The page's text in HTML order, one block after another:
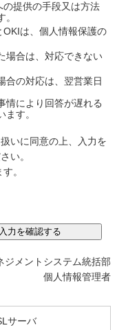
提供の手段又は方法
は、個人情報保護の
場合は、対応できない
合の対応は、翌営業日
情により回答が遅れる
す。
いに同意の上、入力を
い。
。
ジメントシステム統括部
個人情報管理者
サーバ